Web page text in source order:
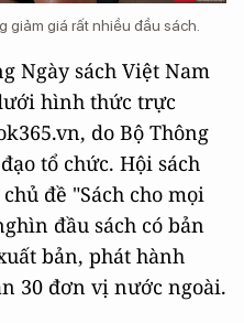
giảm giá rất nhiều đầu sách.
Ngày sách Việt Nam
hình thức trực
do Bộ Thông
tổ chức. Hội sách
đề "Sách cho mọi
đầu sách có bản
bản, phát hành
30 đơn vị nước ngoài.